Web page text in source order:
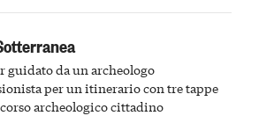
guidato da un archeologo
per un itinerario con tre tappe
archeologico cittadino